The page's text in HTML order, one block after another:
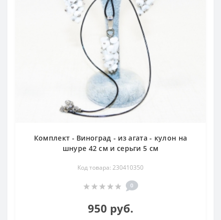
Комплект - Виноград - из агата - кулон на
шнуре 42 см и серьги 5 см
Код товара: 230410350
0
950 руб.